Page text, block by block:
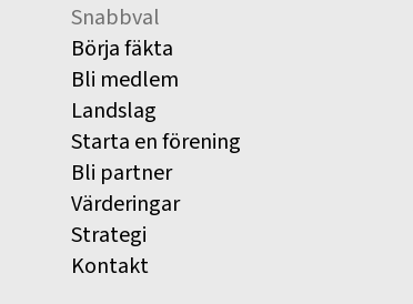
Snabbval
Börja fäkta
Bli medlem
Landslag
Starta en förening
Bli partner
Värderingar
Strategi
Kontakt